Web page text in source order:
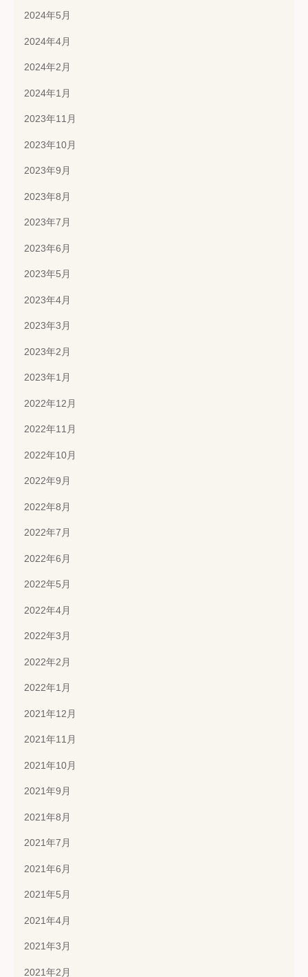
2024年5月
2024年4月
2024年2月
2024年1月
2023年11月
2023年10月
2023年9月
2023年8月
2023年7月
2023年6月
2023年5月
2023年4月
2023年3月
2023年2月
2023年1月
2022年12月
2022年11月
2022年10月
2022年9月
2022年8月
2022年7月
2022年6月
2022年5月
2022年4月
2022年3月
2022年2月
2022年1月
2021年12月
2021年11月
2021年10月
2021年9月
2021年8月
2021年7月
2021年6月
2021年5月
2021年4月
2021年3月
2021年2月